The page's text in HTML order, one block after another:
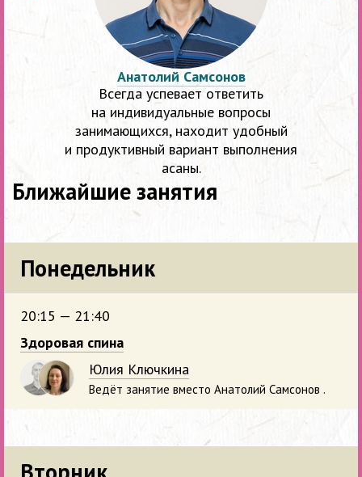
Анатолий Самсонов
Всегда успевает ответить
на индивидуальные вопросы
занимающихся, находит удобный
и продуктивный вариант выполнения
асаны.
Ближайшие занятия
Понедельник
20:15 — 21:40
Здоровая спина
Юлия Ключкина
Ведёт занятие вместо Анатолий Самсонов .